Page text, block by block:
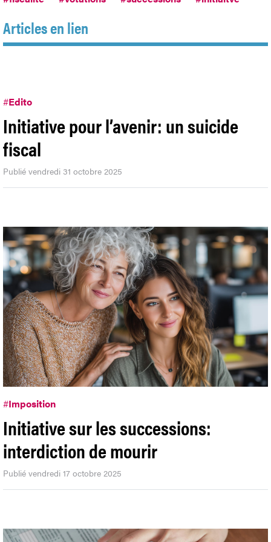
Articles en lien
#Edito
Initiative pour l’avenir: un suicide
fiscal
Publié vendredi 31 octobre 2025
#Imposition
Initiative sur les successions:
interdiction de mourir
Publié vendredi 17 octobre 2025